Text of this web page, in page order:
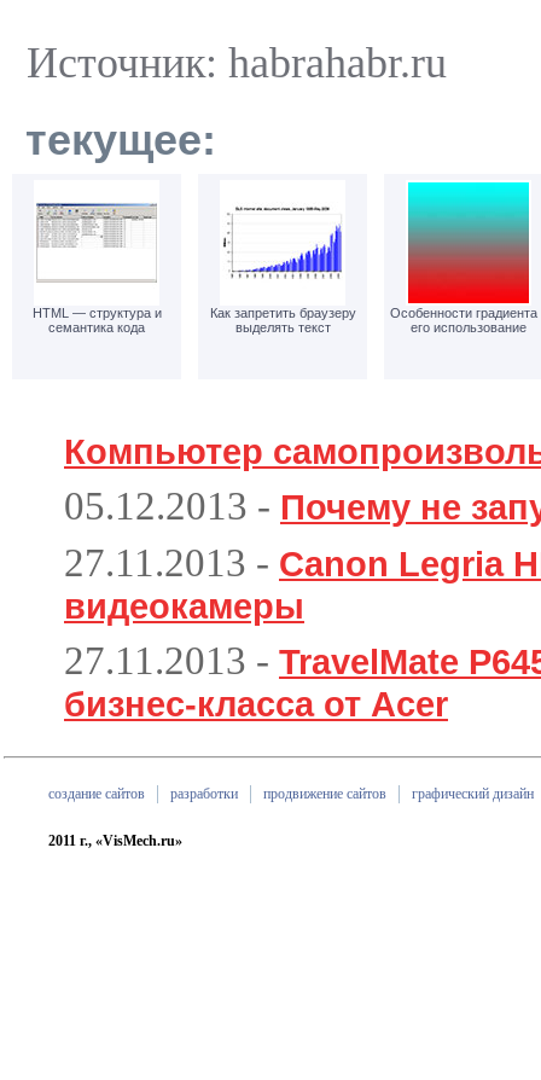
Источник: habrahabr.ru
текущее:
HTML — структура и
семантика кода
Как запретить браузеру
выделять текст
Особенности градиента
его использование
Компьютер
05.12.2013 - Почему не
27.11.2013 - Canon Legria
видеокамеры
27.11.2013 - TravelMate
бизнес-класса от Acer
создание сайтов разработки продвижение сайтов графический дизайн
2011 г., «VisMech.ru»